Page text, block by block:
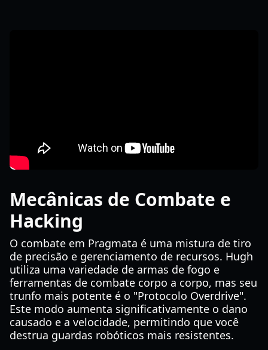
Mecânicas de Combate e
Hacking
O combate em Pragmata é uma mistura de tiro
de precisão e gerenciamento de recursos. Hugh
utiliza uma variedade de armas de fogo e
ferramentas de combate corpo a corpo, mas seu
trunfo mais potente é o "Protocolo Overdrive".
Este modo aumenta significativamente o dano
causado e a velocidade, permitindo que você
destrua guardas robóticos mais resistentes.